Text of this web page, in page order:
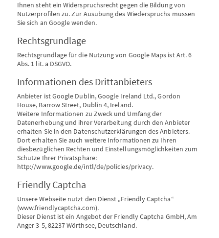
Ihnen steht ein Widerspruchsrecht gegen die Bildung von
Nutzerprofilen zu. Zur Ausübung des Wiederspruchs müssen
Sie sich an Google wenden.
Rechtsgrundlage
Rechtsgrundlage für die Nutzung von Google Maps ist Art. 6
Abs. 1 lit. a DSGVO.
Informationen des Drittanbieters
Anbieter ist Google Dublin, Google Ireland Ltd., Gordon
House, Barrow Street, Dublin 4, Ireland.
Weitere Informationen zu Zweck und Umfang der
Datenerhebung und ihrer Verarbeitung durch den Anbieter
erhalten Sie in den Datenschutzerklärungen des Anbieters.
Dort erhalten Sie auch weitere Informationen zu Ihren
diesbezüglichen Rechten und Einstellungsmöglichkeiten zum
Schutze Ihrer Privatsphäre:
http://www.google.de/intl/de/policies/privacy.
Friendly Captcha
Unsere Webseite nutzt den Dienst „Friendly Captcha“
(www.friendlycaptcha.com).
Dieser Dienst ist ein Angebot der Friendly Captcha GmbH, Am
Anger 3-5, 82237 Wörthsee, Deutschland.